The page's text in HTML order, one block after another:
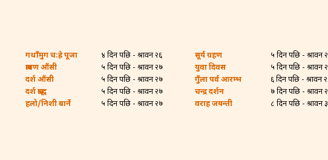
गथाँमुग च:ह्रे पूजा
४ दिन पछि - श्रावन २६
श्रावण औंसी
५ दिन पछि - श्रावन २७
दर्श औंसी
५ दिन पछि - श्रावन २७
दर्श श्राद्ध
५ दिन पछि - श्रावन २७
हलो/निशी बार्ने
५ दिन पछि - श्रावन २७
सूर्य ग्रहण
५ दिन पछि - श्रावन
युवा दिवस
५ दिन पछि - श्रावन
गुँला पर्व आरम्भ
६ दिन पछि - श्रावन
चन्द्र दर्शन
७ दिन पछि - श्रावन
वराह जयन्ती
८ दिन पछि - श्रावन